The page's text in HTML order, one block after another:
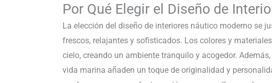
Por Qué Elegir el Diseño de
La elección del diseño de interiores náutico moderno se
frescos, relajantes y sofisticados. Los colores y
cielo, creando un ambiente tranquilo y acogedor.
vida marina añaden un toque de originalidad y